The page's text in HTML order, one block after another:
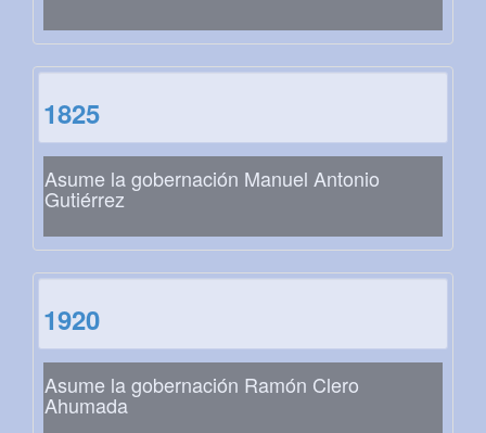
1825
Asume la gobernación Manuel Antonio
Gutiérrez
1920
Asume la gobernación Ramón Clero
Ahumada